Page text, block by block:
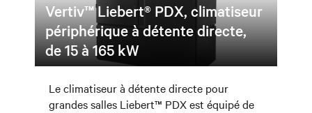
Vertiv™ Liebert® PDX, climatiseur
périphérique à détente directe,
de 15 à 165 kW
Le climatiseur à détente directe pour
grandes salles Liebert™ PDX est équipé de